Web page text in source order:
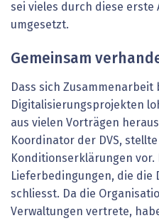
sei vieles durch diese
umgesetzt.
Gemeinsam
Dass sich Zusammenarbeit
Digitalisierungsprojekten
aus vielen Vorträgen
Koordinator der DVS,
Konditionserklärungen vor.
Lieferbedingungen, die die
schliesst. Da die
Verwaltungen vertrete,